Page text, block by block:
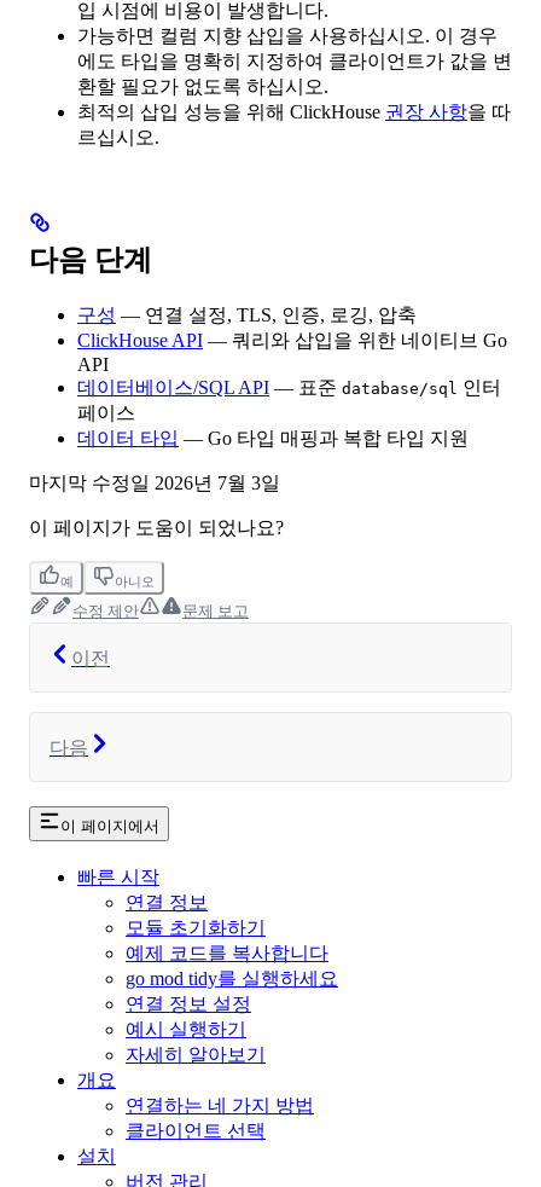
입 시점에 비용이 발생합니다.
가능하면 컬럼 지향 삽입을 사용하십시오. 이 경우
에도 타입을 명확히 지정하여 클라이언트가 값을 변
환할 필요가 없도록 하십시오.
최적의 삽입 성능을 위해 ClickHouse 권장 사항을 따
르십시오.
다음 단계
구성 — 연결 설정, TLS, 인증, 로깅, 압축
ClickHouse API — 쿼리와 삽입을 위한 네이티브 Go
API
데이터베이스/SQL API — 표준 database/sql 인터
페이스
데이터 타입 — Go 타입 매핑과 복합 타입 지원
마지막 수정일 2026년 7월 3일
이 페이지가 도움이 되었나요?
예 아니오
수정 제안 문제 보고
이전
다음
이 페이지에서
빠른 시작
연결 정보
모듈 초기화하기
예제 코드를 복사합니다
go mod tidy를 실행하세요
연결 정보 설정
예시 실행하기
자세히 알아보기
개요
연결하는 네 가지 방법
클라이언트 선택
설치
버전 관리